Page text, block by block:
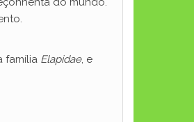
família Elapidae, e